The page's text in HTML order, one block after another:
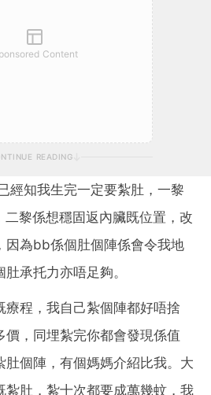
Content
READING
經知我生完一定要紮肚，一黎
黎係想穩固返內臟既位置，改
因為bb係個肚個陣係會令我地
承托力亦唔足夠。
療程，我自己紮個陣都好唔捨
價，同埋紮完你都會發現係值
肚個陣，有個媽媽介紹比我。大
紮肚，紮十次都要成萬幾蚊，我